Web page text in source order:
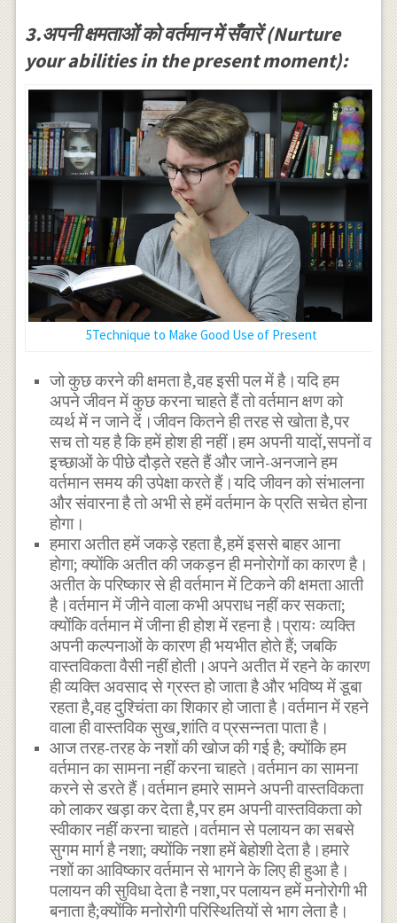
3.अपनी क्षमताओं को वर्तमान में सँवारें (Nurture
your abilities in the present moment):
5Technique to Make Good Use of Present
जो कुछ करने की क्षमता है,वह इसी पल में है।यदि हम
अपने जीवन में कुछ करना चाहते हैं तो वर्तमान क्षण को
व्यर्थ में न जाने दें।जीवन कितने ही तरह से खोता है,पर
सच तो यह है कि हमें होश ही नहीं।हम अपनी यादों,सपनों व
इच्छाओं के पीछे दौड़ते रहते हैं और जाने-अनजाने हम
वर्तमान समय की उपेक्षा करते हैं।यदि जीवन को संभालना
और संवारना है तो अभी से हमें वर्तमान के प्रति सचेत होना
होगा।
हमारा अतीत हमें जकड़े रहता है,हमें इससे बाहर आना
होगा; क्योंकि अतीत की जकड़न ही मनोरोगों का कारण है।
अतीत के परिष्कार से ही वर्तमान में टिकने की क्षमता आती
है।वर्तमान में जीने वाला कभी अपराध नहीं कर सकता;
क्योंकि वर्तमान में जीना ही होश में रहना है।प्रायः व्यक्ति
अपनी कल्पनाओं के कारण ही भयभीत होते हैं; जबकि
वास्तविकता वैसी नहीं होती।अपने अतीत में रहने के कारण
ही व्यक्ति अवसाद से ग्रस्त हो जाता है और भविष्य में डूबा
रहता है,वह दुश्चिंता का शिकार हो जाता है।वर्तमान में रहने
वाला ही वास्तविक सुख,शांति व प्रसन्नता पाता है।
आज तरह-तरह के नशों की खोज की गई है; क्योंकि हम
वर्तमान का सामना नहीं करना चाहते।वर्तमान का सामना
करने से डरते हैं।वर्तमान हमारे सामने अपनी वास्तविकता
को लाकर खड़ा कर देता है,पर हम अपनी वास्तविकता को
स्वीकार नहीं करना चाहते।वर्तमान से पलायन का सबसे
सुगम मार्ग है नशा; क्योंकि नशा हमें बेहोशी देता है।हमारे
नशों का आविष्कार वर्तमान से भागने के लिए ही हुआ है।
पलायन की सुविधा देता है नशा,पर पलायन हमें मनोरोगी भी
बनाता है;क्योंकि मनोरोगी परिस्थितियों से भाग लेता है।